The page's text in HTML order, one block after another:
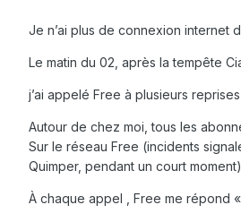
Je n’ai plus de connexion internet
Le matin du 02, après la tempête
j’ai appelé Free à plusieurs
Autour de chez moi, tous les
Sur le réseau Free (incidents
Quimper, pendant un court
À chaque appel , Free me répond «